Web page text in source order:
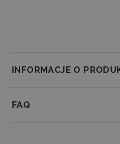
INFORMACJE O
FAQ